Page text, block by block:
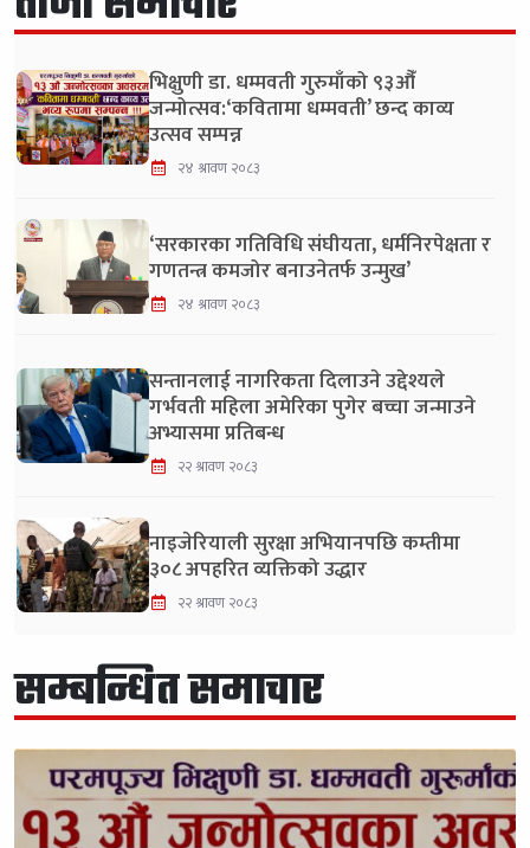
भिक्षुणी डा. धम्मवती गुरुमाँको ९३औँ
जन्मोत्सव:‘कवितामा धम्मवती’ छन्द काव्य
उत्सव सम्पन्न
२४ श्रावण २०८३
‘सरकारका गतिविधि संघीयता, धर्मनिरपेक्षता र
गणतन्त्र कमजोर बनाउनेतर्फ उन्मुख’
२४ श्रावण २०८३
सन्तानलाई नागरिकता दिलाउने उद्देश्यले
गर्भवती महिला अमेरिका पुगेर बच्चा जन्माउने
अभ्यासमा प्रतिबन्ध
२२ श्रावण २०८३
नाइजेरियाली सुरक्षा अभियानपछि कम्तीमा
३०८ अपहरित व्यक्तिको उद्धार
२२ श्रावण २०८३
सम्बन्धित समाचार